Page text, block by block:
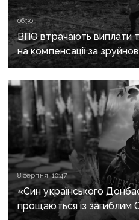
06:30
ВПО втрачають виплати
на компенсації за
вимагає змін від уряду
8 серпня, 10:47
«Син українського
прощаються із